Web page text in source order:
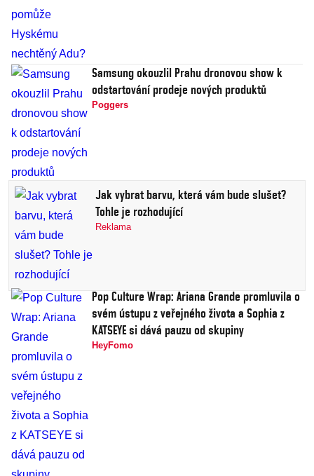
Samsung okouzlil Prahu dronovou show k
odstartování prodeje nových produktů
Poggers
Jak vybrat barvu, která vám bude slušet?
Tohle je rozhodující
Reklama
Pop Culture Wrap: Ariana Grande promluvila o
svém ústupu z veřejného života a Sophia z
KATSEYE si dává pauzu od skupiny
HeyFomo